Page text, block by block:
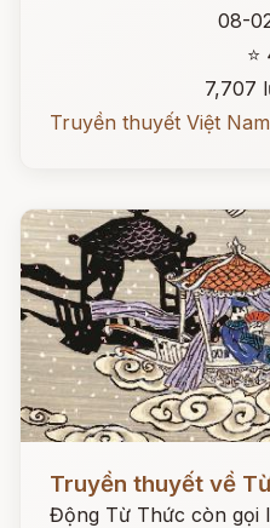
08-
⭐
7,707
Truyền thuyết Việt Nam
Đọc ngay
Truyền thuyết về
Động Từ Thức còn gọi